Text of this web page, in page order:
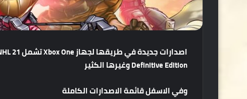
Definitive Edition وغيرها الكثير
وفي الاسفل قائمة الاصدارات الكاملة